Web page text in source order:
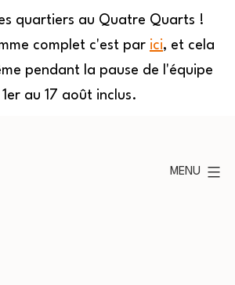
quartiers au Quatre Quarts !
complet c'est par ici, et cela
pendant la pause de l'équipe
au 17 août inclus.
MENU